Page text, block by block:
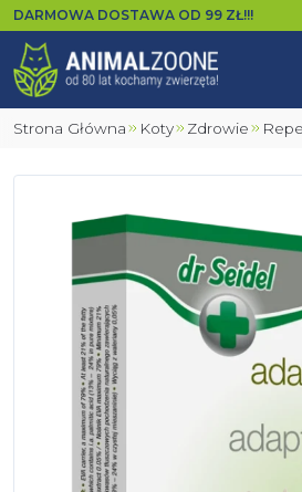
DARMOWA DOSTAWA OD 99 ZŁ!!!
Strona Główna Koty Zdrowie